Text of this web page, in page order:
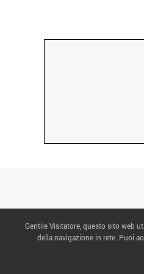
CONTATTI
Gentile Visitatore, questo sito web
della navigazione in rete. Puoi